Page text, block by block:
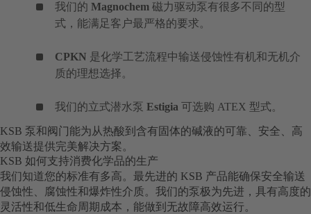
我们的 Magnochem 磁力驱动泵有很多不同的型
式，能满足客户最严格的要求。
CPKN 是化学工艺流程中输送侵蚀性有机和无机介
质的理想选择。
我们的立式潜水泵 Estigia 可选购 ATEX 型式。
KSB 泵和阀门能为从热酸到含有固体的碱液的可靠、安全、高
效输送提供完美解决方案。
KSB 如何支持消费化学品的生产
我们知道您的标准有多高。最先进的 KSB 产品能确保安全输送
侵蚀性、腐蚀性和爆炸性介质。我们的泵极为先进，具有高度的
灵活性和低生命周期成本，能做到无故障高效运行。